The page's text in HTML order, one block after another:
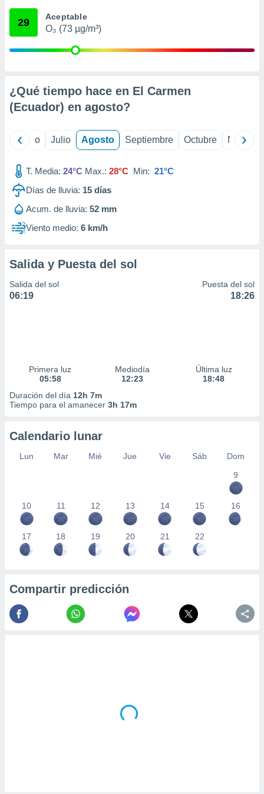
mediante
publicidad
1199
29 Aceptable
O₃ (73 µg/m³)
¿Qué tiempo hace en El Carmen
(Ecuador) en agosto?
Junio Julio Agosto Septiembre Octubre
T. Media: 24°C Max.: 28°C Min: 21°C
Días de lluvia: 15 días
Acum. de lluvia: 52 mm
Viento medio: 6 km/h
Salida y Puesta del sol
Salida del sol
06:19
Puesta del sol
18:26
Primera luz
05:58
Mediodía
12:23
Última luz
18:48
Duración del día 12h 7m
Tiempo para el amanecer 3h 17m
Calendario lunar
Lun Mar Mié Jue Vie Sáb
Dom
9
10 11 12 13 14 15 16
17 18 19 20 21 22
Compartir predicción